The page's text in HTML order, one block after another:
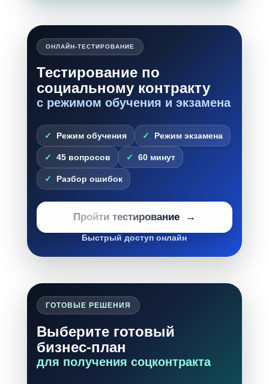
ОНЛАЙН-ТЕСТИРОВАНИЕ
Тестирование по
социальному контракту
с режимом обучения и экзамена
Режим обучения Режим экзамена
45 вопросов 60 минут
Разбор ошибок
Пройти тестирование
Быстрый доступ онлайн
ГОТОВЫЕ РЕШЕНИЯ
Выберите готовый
бизнес-план
для получения соцконтракта